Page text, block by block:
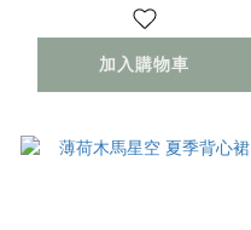
加入購物車